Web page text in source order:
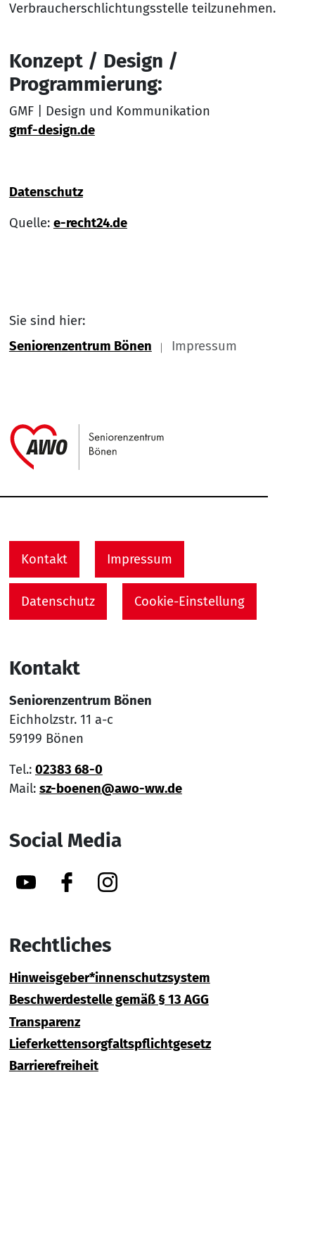
Verbraucherschlichtungsstelle teilzunehmen.
Konzept / Design /
Programmierung:
GMF | Design und Kommunikation
gmf-design.de
Datenschutz
Quelle: e-recht24.de
Sie sind hier:
Seniorenzentrum Bönen
Impressum
Link zu Home
Kontakt Impressum
Datenschutz Cookie-Einstellung
Kontakt
Seniorenzentrum Bönen
Eichholzstr. 11 a-c
59199 Bönen
Tel.: 02383 68-0
Mail: sz-boenen@awo-ww.de
Social Media
YouTube FacebookInstagram
Rechtliches
Hinweisgeber*innenschutzsystem
Beschwerdestelle gemäß § 13 AGG
Transparenz
Lieferkettensorgfaltspflichtgesetz
Barrierefreiheit